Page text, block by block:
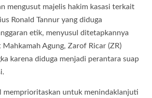
mengusut majelis hakim kasasi terkait
Ronald Tannur yang diduga
etik, menyusul ditetapkannya
Mahkamah Agung, Zarof Ricar (ZR)
karena diduga menjadi perantara suap
memprioritaskan untuk menindaklanjuti